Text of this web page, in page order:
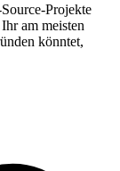
Projekte
am meisten
könntet,